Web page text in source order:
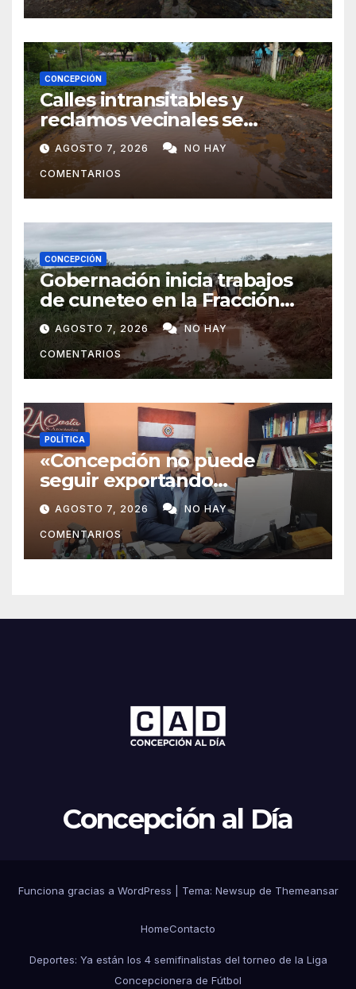
CONCEPCIÓN
Calles intransitables y
reclamos vecinales se
repiten en barrios de
Concepción
AGOSTO 7, 2026 NO HAY
COMENTARIOS
CONCEPCIÓN
Gobernación inicia trabajos
de cuneteo en la Fracción
José Félix
AGOSTO 7, 2026 NO HAY
COMENTARIOS
POLÍTICA
«Concepción no puede
seguir exportando
juventud»: Lelly Javier Acosta
Silva propone transformar la
ciudad en un polo de
atracción de inversiones
AGOSTO 7, 2026 NO HAY
COMENTARIOS
Concepción al Día
Funciona gracias a WordPress Tema: Newsup de Themeansar
HomeContacto
Deportes: Ya están los 4 semifinalistas del torneo de la Liga
Concepcionera de Fútbol